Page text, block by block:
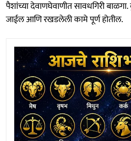
पैशांच्या देवाणघेवाणीत सावधगिरी
जाईल आणि रखडलेली कामे पूर्ण होतील.